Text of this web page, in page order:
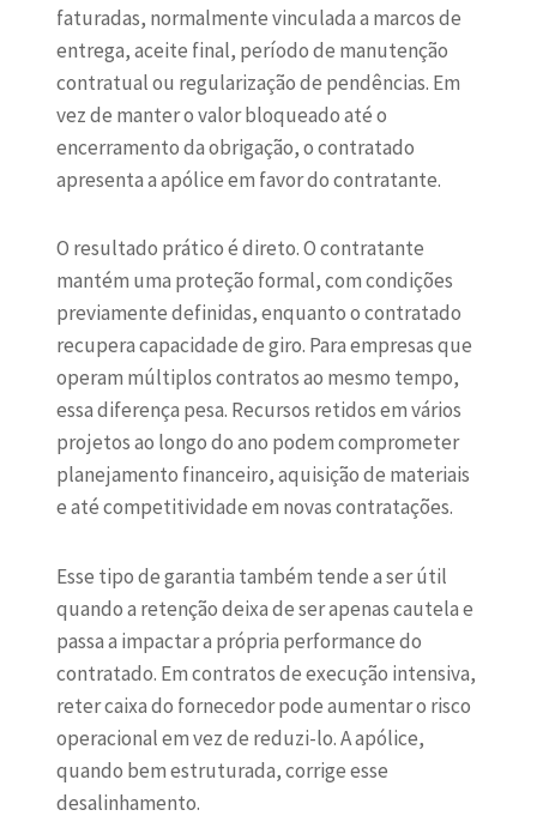
faturadas, normalmente vinculada a marcos de
entrega, aceite final, período de manutenção
contratual ou regularização de pendências. Em
vez de manter o valor bloqueado até o
encerramento da obrigação, o contratado
apresenta a apólice em favor do contratante.
O resultado prático é direto. O contratante
mantém uma proteção formal, com condições
previamente definidas, enquanto o contratado
recupera capacidade de giro. Para empresas que
operam múltiplos contratos ao mesmo tempo,
essa diferença pesa. Recursos retidos em vários
projetos ao longo do ano podem comprometer
planejamento financeiro, aquisição de materiais
e até competitividade em novas contratações.
Esse tipo de garantia também tende a ser útil
quando a retenção deixa de ser apenas cautela e
passa a impactar a própria performance do
contratado. Em contratos de execução intensiva,
reter caixa do fornecedor pode aumentar o risco
operacional em vez de reduzi-lo. A apólice,
quando bem estruturada, corrige esse
desalinhamento.